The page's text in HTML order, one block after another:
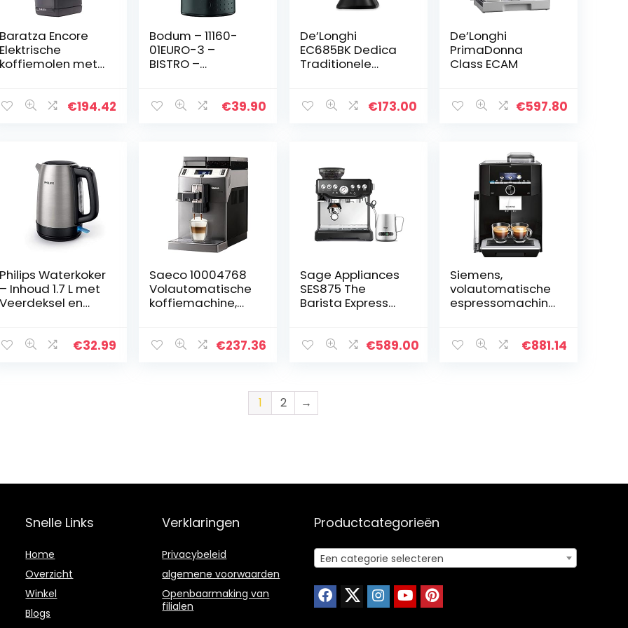
Baratza Encore
Elektrische
koffiemolen met
€194.42
Bodum – 11160-
01EURO-3 –
BISTRO –
lamellen – zwart
€39.90
De’Longhi
EC685BK Dedica
Traditionele
Zwart
€173.00
De’Longhi
PrimaDonna
Class ECAM
€597.80
Philips Waterkoker
– Inhoud 1.7 L met
Veerdeksel en
(HD9350/90)€32.99
Saeco 10004768
Volautomatische
koffiemachine,
medium
€237.36
Sage Appliances
SES875 The
Barista Express
standaard €589.00
Siemens,
volautomatische
espressomachine
Shot, autoMilk
€881.14
1 2 →
Snelle Links
Home
Overzicht
Winkel
Blogs
Verklaringen
Privacybeleid
algemene voorwaarden
Openbaarmaking van
filialen
Productcategorieën
Een categorie selecteren